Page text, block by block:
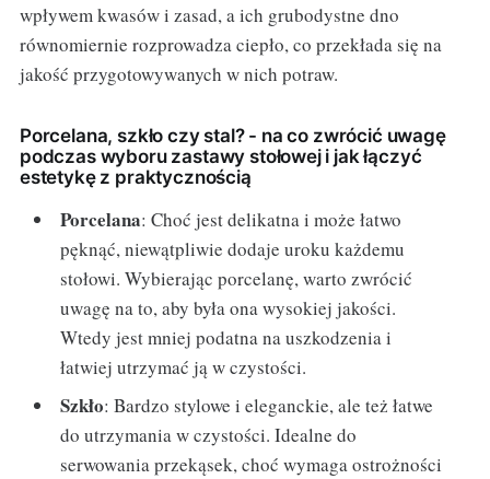
wpływem kwasów i zasad, a ich grubodystne dno
równomiernie rozprowadza ciepło, co przekłada się na
jakość przygotowywanych w nich potraw.
Porcelana, szkło czy stal? - na co zwrócić uwagę
podczas wyboru zastawy stołowej i jak łączyć
estetykę z praktycznością
Porcelana: Choć jest delikatna i może łatwo
pęknąć, niewątpliwie dodaje uroku każdemu
stołowi. Wybierając porcelanę, warto zwrócić
uwagę na to, aby była ona wysokiej jakości.
Wtedy jest mniej podatna na uszkodzenia i
łatwiej utrzymać ją w czystości.
Szkło: Bardzo stylowe i eleganckie, ale też łatwe
do utrzymania w czystości. Idealne do
serwowania przekąsek, choć wymaga ostrożności